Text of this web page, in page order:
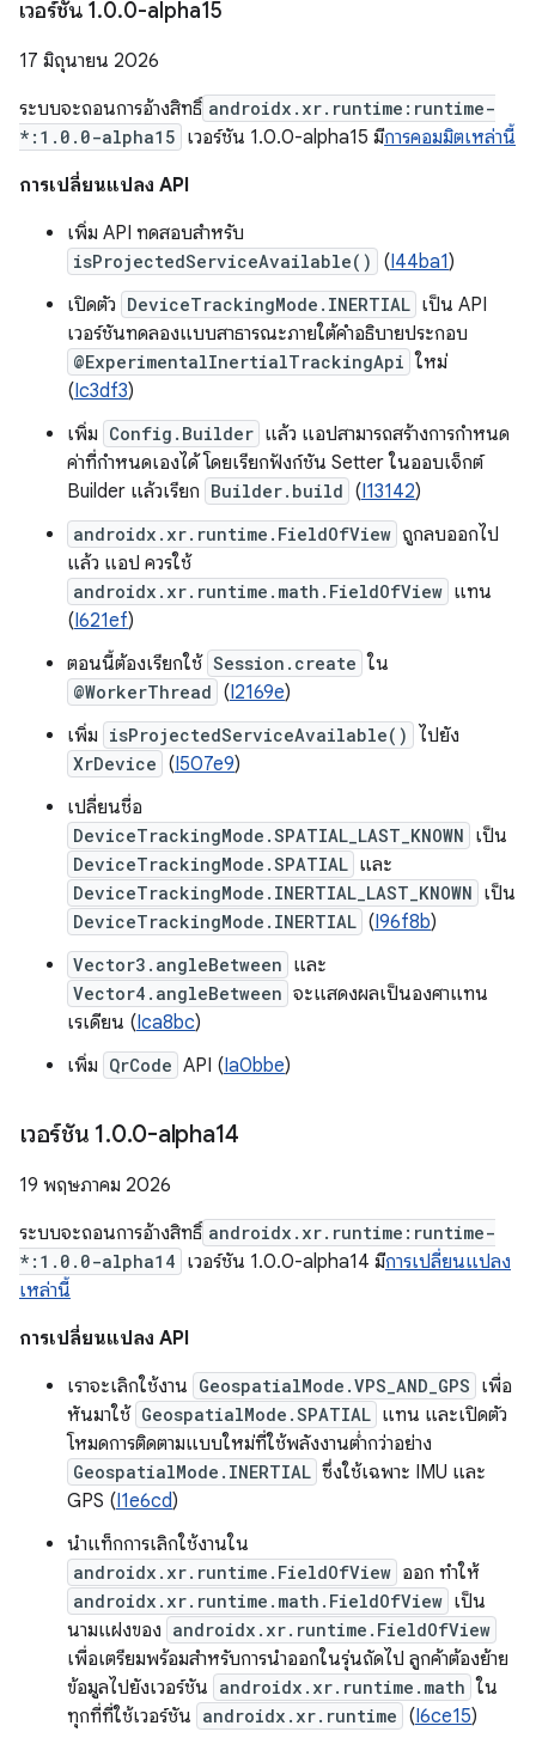
เวอร์ชัน 1.0.0-alpha15
17 มิถุนายน 2026
ระบบจะถอนการอ้างสิทธิ์ androidx.xr.runtime:runtime-
*:1.0.0-alpha15 เวอร์ชัน 1.0.0-alpha15 มีการคอมมิตเหล่านี้
การเปลี่ยนแปลง API
เพิ่ม API ทดสอบสำหรับ
isProjectedServiceAvailable() (I44ba1)
เปิดตัว DeviceTrackingMode.INERTIAL เป็น API
เวอร์ชันทดลองแบบสาธารณะภายใต้คำอธิบายประกอบ
@ExperimentalInertialTrackingApi ใหม่
(Ic3df3)
เพิ่ม Config.Builder แล้ว แอปสามารถสร้างการกำหนด
ค่าที่กำหนดเองได้ โดยเรียกฟังก์ชัน Setter ในออบเจ็กต์
Builder แล้วเรียก Builder.build (I13142)
androidx.xr.runtime.FieldOfView ถูกลบออกไป
แล้ว แอป ควรใช้
androidx.xr.runtime.math.FieldOfView แทน
(I621ef)
ตอนนี้ต้องเรียกใช้ Session.create ใน
@WorkerThread (I2169e)
เพิ่ม isProjectedServiceAvailable() ไปยัง
XrDevice (I507e9)
เปลี่ยนชื่อ
DeviceTrackingMode.SPATIAL_LAST_KNOWN เป็น
DeviceTrackingMode.SPATIAL และ
DeviceTrackingMode.INERTIAL_LAST_KNOWN เป็น
DeviceTrackingMode.INERTIAL (I96f8b)
Vector3.angleBetween และ
Vector4.angleBetween จะแสดงผลเป็นองศาแทน
เรเดียน (Ica8bc)
เพิ่ม QrCode API (Ia0bbe)
เวอร์ชัน 1.0.0-alpha14
19 พฤษภาคม 2026
ระบบจะถอนการอ้างสิทธิ์ androidx.xr.runtime:runtime-
*:1.0.0-alpha14 เวอร์ชัน 1.0.0-alpha14 มีการเปลี่ยนแปลง
เหล่านี้
การเปลี่ยนแปลง API
เราจะเลิกใช้งาน GeospatialMode.VPS_AND_GPS เพื่อ
หันมาใช้ GeospatialMode.SPATIAL แทน และเปิดตัว
โหมดการติดตามแบบใหม่ที่ใช้พลังงานต่ำกว่าอย่าง
GeospatialMode.INERTIAL ซึ่งใช้เฉพาะ IMU และ
GPS (I1e6cd)
นำแท็กการเลิกใช้งานใน
androidx.xr.runtime.FieldOfView ออก ทำให้
androidx.xr.runtime.math.FieldOfView เป็น
นามแฝงของ androidx.xr.runtime.FieldOfView
เพื่อเตรียมพร้อมสำหรับการนำออกในรุ่นถัดไป ลูกค้าต้องย้าย
ข้อมูลไปยังเวอร์ชัน androidx.xr.runtime.math ใน
ทุกที่ที่ใช้เวอร์ชัน androidx.xr.runtime (I6ce15)